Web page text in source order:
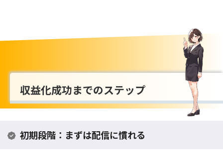
収益化成功までのステップ
初期段階：まずは配信に慣れる